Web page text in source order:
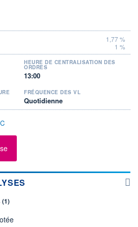
1,77 %
1 %
HEURE DE CENTRALISATION DES
ORDRES
13:00
FRÉQUENCE DES VL
Quotidienne
(1)